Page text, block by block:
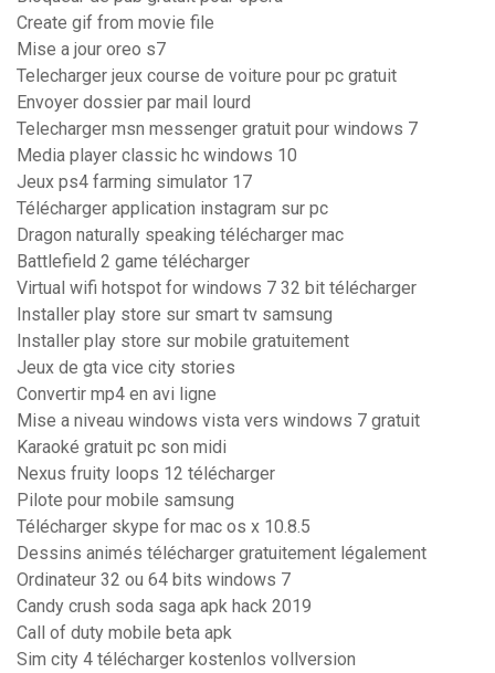
Create gif from movie file
Mise a jour oreo s7
Telecharger jeux course de voiture pour pc gratuit
Envoyer dossier par mail lourd
Telecharger msn messenger gratuit pour windows 7
Media player classic hc windows 10
Jeux ps4 farming simulator 17
Télécharger application instagram sur pc
Dragon naturally speaking télécharger mac
Battlefield 2 game télécharger
Virtual wifi hotspot for windows 7 32 bit télécharger
Installer play store sur smart tv samsung
Installer play store sur mobile gratuitement
Jeux de gta vice city stories
Convertir mp4 en avi ligne
Mise a niveau windows vista vers windows 7 gratuit
Karaoké gratuit pc son midi
Nexus fruity loops 12 télécharger
Pilote pour mobile samsung
Télécharger skype for mac os x 10.8.5
Dessins animés télécharger gratuitement légalement
Ordinateur 32 ou 64 bits windows 7
Candy crush soda saga apk hack 2019
Call of duty mobile beta apk
Sim city 4 télécharger kostenlos vollversion